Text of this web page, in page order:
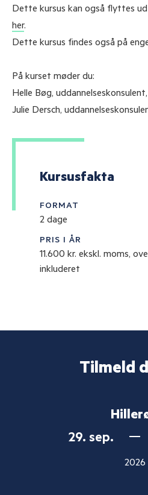
Dette kursus kan også flyttes
her.
Dette kursus findes også på
På kurset møder du:
Helle Bøg,
Julie Dersch,
Kursusfakta
FORMAT
2 dage
PRIS I ÅR
11.600 kr. ekskl. moms,
inkluderet
Tilmeld
29. sep.
2026